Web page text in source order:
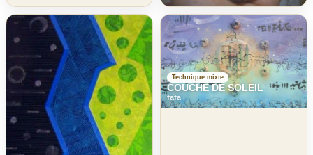
Technique mixte
COUCHE DE SOLEIL
fafa